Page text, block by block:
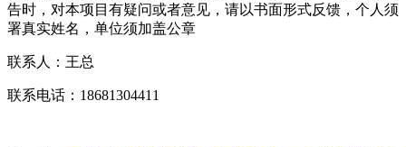
告时，对本项目有疑问或者意见，请以书面形式反馈，个人须
署真实姓名，单位须加盖公章
联系人：王总
联系电话：18681304411